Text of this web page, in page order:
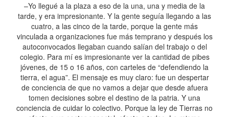
–Yo llegué a la plaza a eso de la una, una y media de la
tarde, y era impresionante. Y la gente seguía llegando a las
cuatro, a las cinco de la tarde, porque la gente más
vinculada a organizaciones fue más temprano y después los
autoconvocados llegaban cuando salían del trabajo o del
colegio. Para mí es impresionante ver la cantidad de pibes
jóvenes, de 15 o 16 años, con carteles de “defendiendo la
tierra, el agua”. El mensaje es muy claro: fue un despertar
de conciencia de que no vamos a dejar que desde afuera
tomen decisiones sobre el destino de la patria. Y una
conciencia de cuidar lo colectivo. Porque la ley de Tierras no